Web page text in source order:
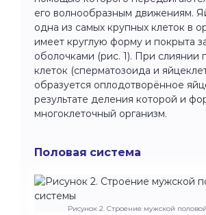
его волнообразным движениям.
одна из самых крупных клеток в
имеет круглую форму и покрыта
оболочками (рис. 1). При слиянии
клеток (сперматозоида и
образуется оплодотворённое
результате деления которой и
многоклеточный организм.
Половая система
Рисунок 2. Строение мужской